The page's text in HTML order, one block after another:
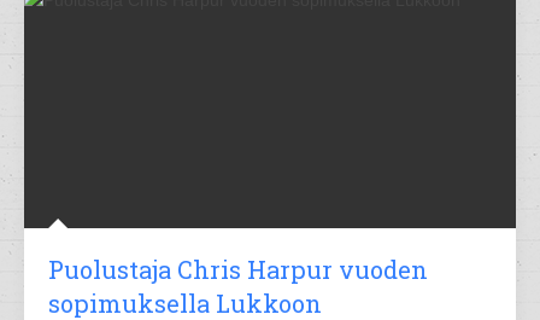
Puolustaja Chris Harpur vuoden
sopimuksella Lukkoon